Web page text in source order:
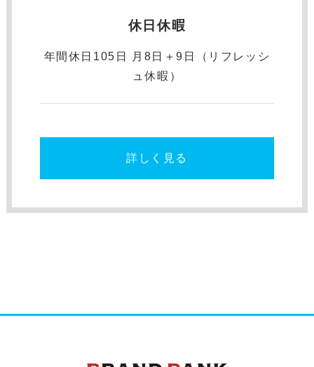
休日休暇
年間休⽇105日 月8日＋9日（リフレッシ
ュ休暇）
詳しく見る